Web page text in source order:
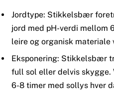
Jordtype: Stikkelsbær
jord med pH-verdi mellom
leire og organisk
Eksponering: Stikkelsbær
full sol eller delvis skygge.
6-8 timer med sollys hver